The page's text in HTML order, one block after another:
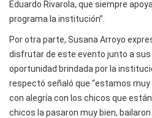
Eduardo Rivarola, que siempre
programa la institución”.
Por otra parte, Susana Arroyo
disfrutar de este evento junto a sus
oportunidad brindada por la
respectó señaló que “estamos
con alegría con los chicos que
chicos la pasaron muy bien,